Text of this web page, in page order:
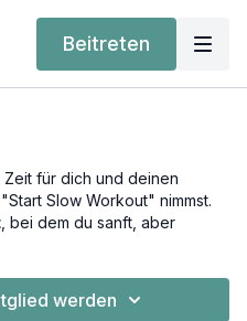
Beitreten
für dich und deinen
Slow Workout" nimmst.
, bei dem du sanft, aber
Muskel trainierst. Du
deiner Nähe entfernt hast.
werden